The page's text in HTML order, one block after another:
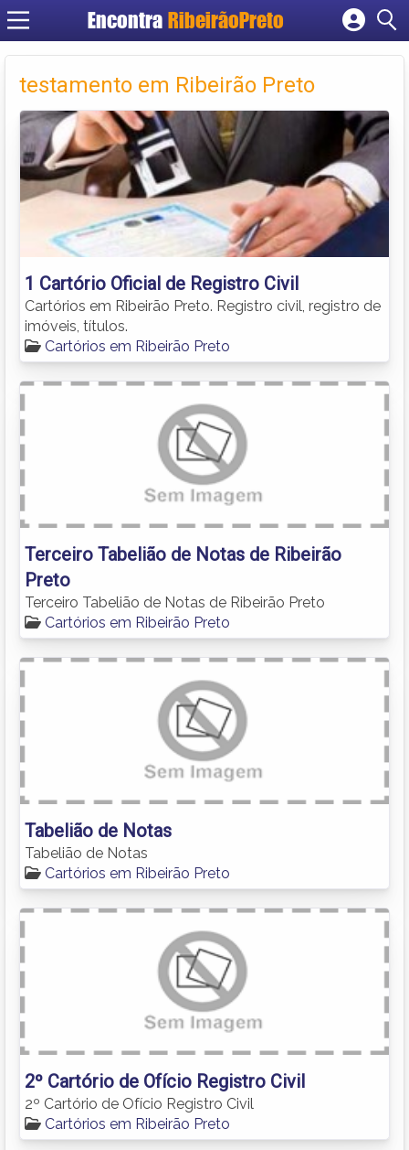
Encontra RibeirãoPreto
Cadastrar empresa
Fazer login
Criar conta
testamento em Ribeirão Preto
1 Cartório Oficial de Registro Civil
Cartórios em Ribeirão Preto. Registro civil, registro de
imóveis, títulos.
Cartórios em Ribeirão Preto
Terceiro Tabelião de Notas de Ribeirão
Preto
Terceiro Tabelião de Notas de Ribeirão Preto
Cartórios em Ribeirão Preto
Tabelião de Notas
Tabelião de Notas
Cartórios em Ribeirão Preto
2º Cartório de Ofício Registro Civil
2º Cartório de Ofício Registro Civil
Cartórios em Ribeirão Preto